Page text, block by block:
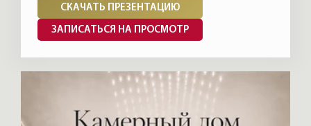
СКАЧАТЬ ПРЕЗЕНТАЦИЮ
ЗАПИСАТЬСЯ НА ПРОСМОТР